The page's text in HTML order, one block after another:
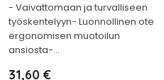
- Vaivattomaan ja turvalliseen
työskentelyyn- Luonnollinen ote
ergonomisen muotoilun
ansiosta-...
Hinta
31,60 €